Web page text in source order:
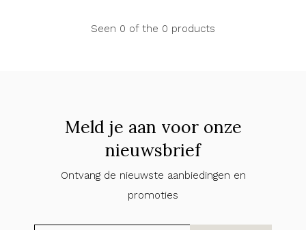
Seen 0 of the 0 products
Meld je aan voor onze
nieuwsbrief
Ontvang de nieuwste aanbiedingen en
promoties